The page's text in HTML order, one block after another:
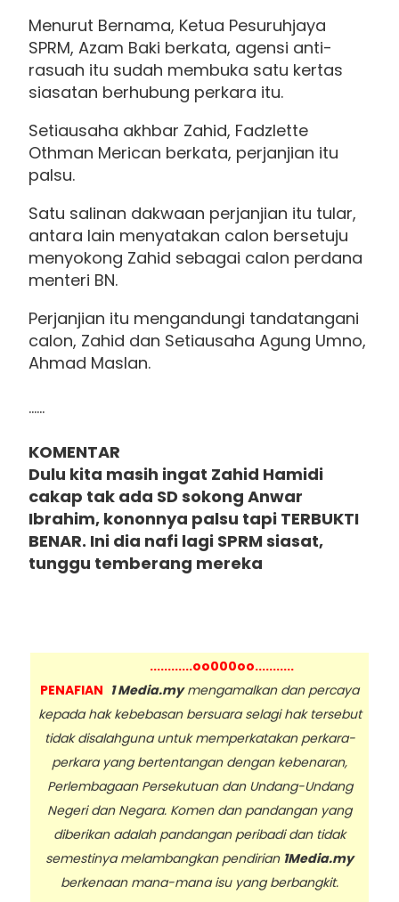
Menurut Bernama, Ketua Pesuruhjaya
SPRM, Azam Baki berkata, agensi anti-
rasuah itu sudah membuka satu kertas
siasatan berhubung perkara itu.
Setiausaha akhbar Zahid, Fadzlette
Othman Merican berkata, perjanjian itu
palsu.
Satu salinan dakwaan perjanjian itu tular,
antara lain menyatakan calon bersetuju
menyokong Zahid sebagai calon perdana
menteri BN.
Perjanjian itu mengandungi tandatangani
calon, Zahid dan Setiausaha Agung Umno,
Ahmad Maslan.
......
KOMENTAR
Dulu kita masih ingat Zahid Hamidi
cakap tak ada SD sokong Anwar
Ibrahim, kononnya palsu tapi TERBUKTI
BENAR. Ini dia nafi lagi SPRM siasat,
tunggu temberang mereka
............oo000oo...........
PENAFIAN 1 Media.mymengamalkan dan percaya
kepada hak kebebasan bersuara selagi hak tersebut
tidak disalahguna untuk memperkatakan perkara-
perkara yang bertentangan dengan kebenaran,
Perlembagaan Persekutuan dan Undang-Undang
Negeri dan Negara. Komen dan pandangan yang
diberikan adalah pandangan peribadi dan tidak
semestinya melambangkan pendirian 1Media.my
berkenaan mana-mana isu yang berbangkit.